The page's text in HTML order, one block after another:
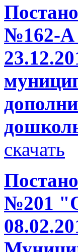
№162-А
скачать
№201 "О